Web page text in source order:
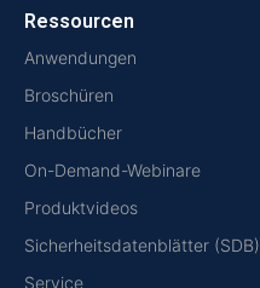
Ressourcen
Anwendungen
Broschüren
Handbücher
On-Demand-Webinare
Produktvideos
Sicherheitsdatenblätter (SDB)
Service